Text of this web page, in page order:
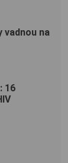
vadnou na
16